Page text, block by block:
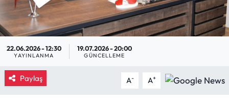
22.06.2026 - 12:30
YAYINLANMA
19.07.2026 - 20:00
GÜNCELLEME
Paylaş A- A+
Eğitim
Ekonomi
Güncel